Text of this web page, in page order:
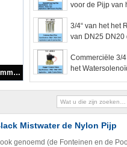
voor de Pijp van
3/4“ van het het
van DN25 DN20
Commerciële 3/
het
Mistwater de Nylon Pijp
genoemd (de Fonteinen en de